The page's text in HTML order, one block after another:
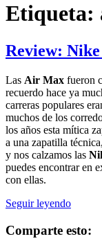
Etiqueta:
Review:
Las Air Max fueron
recuerdo hace ya
carreras populares
muchos de los
los años esta mítica
a una zapatilla
y nos calzamos las
puedes encontrar en
con ellas.
Seguir leyendoReview:
Air
Comparte esto: